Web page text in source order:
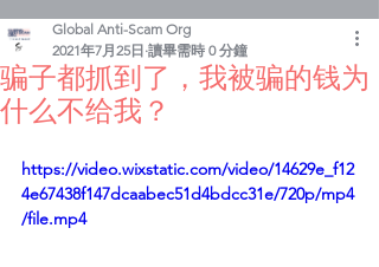
骗子都抓到了，我被骗的钱为
什么不给我？
Global Anti-Scam Org
2021年7月25日 讀畢需時 0 分鐘
https://video.wixstatic.com/video/14629e_f12
4e67438f147dcaabec51d4bdcc31e/720p/mp4
/file.mp4